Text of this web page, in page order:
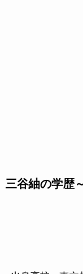
三谷紬の学歴